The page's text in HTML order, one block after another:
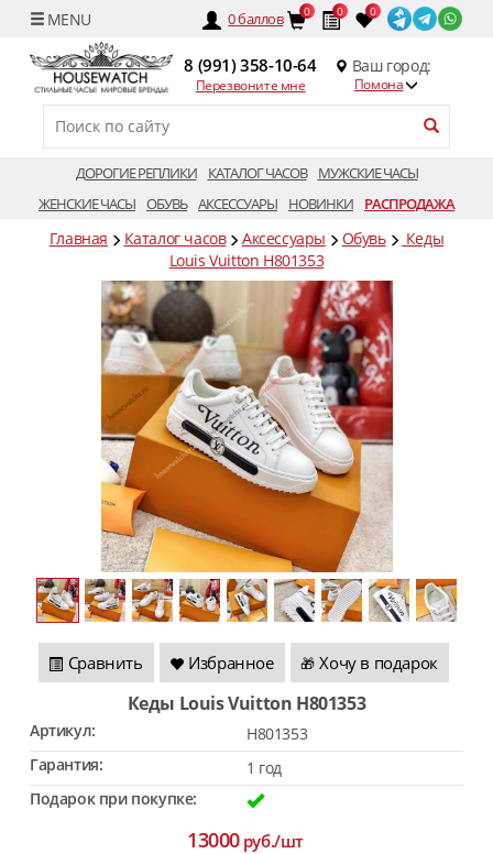
0баллов 0 0 0
8 (991) 358-10-64
Перезвоните мне
Ваш город:
Помона
ДОРОГИЕ РЕПЛИКИ КАТАЛОГ ЧАСОВ
МУЖСКИЕ ЧАСЫ
ЖЕНСКИЕ ЧАСЫ ОБУВЬ АКСЕССУАРЫ НОВИНКИ РАСПРОДАЖА
Главная Каталог часов Аксессуары Обувь
Кеды
Louis Vuitton H801353
Сравнить Избранное 🎁 Хочу в подарок
Кеды Louis Vuitton H801353
Артикул:
H801353
Гарантия:
1 год
Подарок при покупке:
13000руб./шт